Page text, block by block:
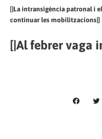
[|La intransigència patronal i
continuar les mobilitzacions|]
[|Al febrer vaga